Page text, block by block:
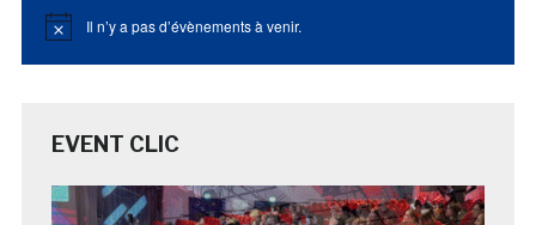
Notice Il n’y a pas d’évènements à venir.
EVENT CLIC